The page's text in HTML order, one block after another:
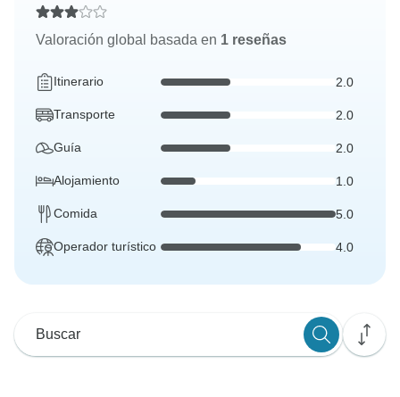
Valoración global basada en 1 reseñas
Itinerario 2.0
Transporte 2.0
Guía 2.0
Alojamiento 1.0
Comida 5.0
Operador turístico 4.0